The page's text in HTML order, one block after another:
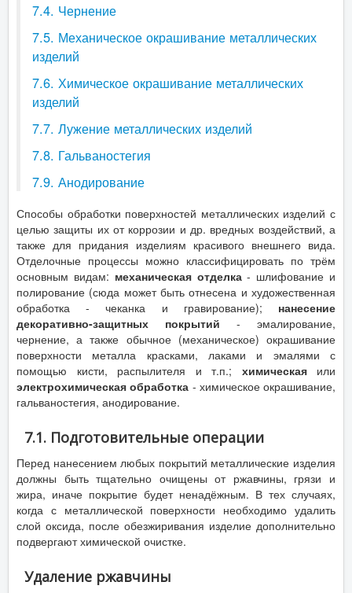
7.4. Чернение
7.5. Механическое окрашивание металлических
изделий
7.6. Химическое окрашивание металлических
изделий
7.7. Лужение металлических изделий
7.8. Гальваностегия
7.9. Анодирование
Способы обработки поверхностей металлических изделий с
целью защиты их от коррозии и др. вредных воздействий, а
также для придания изделиям красивого внешнего вида.
Отделочные процессы можно классифицировать по трём
основным видам: механическая отделка- шлифование и
полирование (сюда может быть отнесена и художественная
обработка - чеканка и гравирование); нанесение
декоративно-защитных покрытий - эмалирование,
чернение, а также обычное (механическое) окрашивание
поверхности металла красками, лаками и эмалями с
помощью кисти, распылителя и т.п.; химическаяили
электрохимическая обработка - химическое окрашивание,
гальваностегия, анодирование.
7.1. Подготовительные операции
Перед нанесением любых покрытий металлические изделия
должны быть тщательно очищены от ржавчины, грязи и
жира, иначе покрытие будет ненадёжным. В тех случаях,
когда с металлической поверхности необходимо удалить
слой оксида, после обезжиривания изделие дополнительно
подвергают химической очистке.
Удаление ржавчины